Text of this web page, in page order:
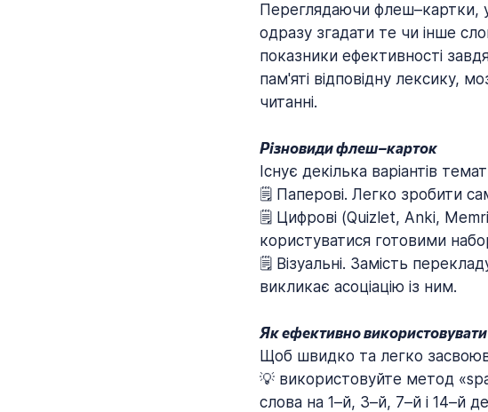
Переглядаючи флеш–картки,
одразу згадати те чи інше
показники ефективності
пам'яті відповідну лексику,
читанні.
Різновиди флеш–карток
Існує декілька варіантів
🗒️ Паперові. Легко зробити
🗒️ Цифрові (Quizlet, Anki,
користуватися готовими
🗒️ Візуальні. Замість
викликає асоціацію із ним.
Як ефективно
Щоб швидко та легко
💡 використовуйте метод
слова на 1–й, 3–й, 7–й і 14–й